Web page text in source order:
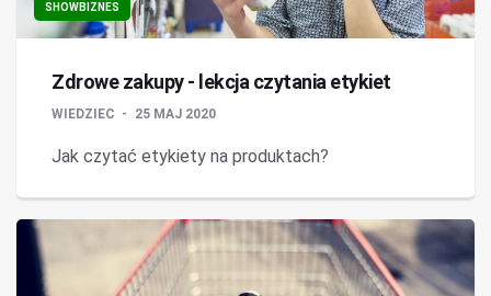
SHOWBIZNES
Zdrowe zakupy - lekcja czytania etykiet
WIEDZIEC 25 MAJ 2020
Jak czytać etykiety na produktach?